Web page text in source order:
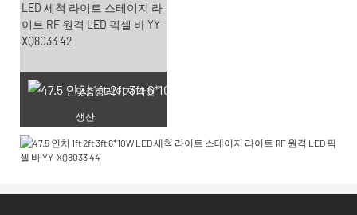
맞춤형 레이저 각인
생산